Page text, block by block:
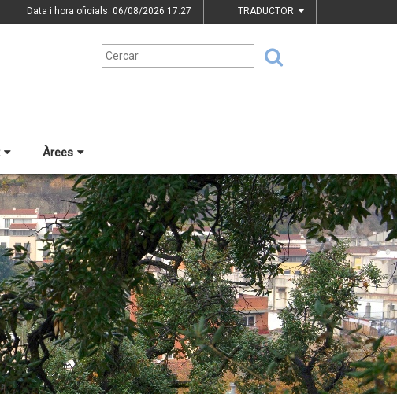
Data i hora oficials: 06/08/2026 17:27 TRADUCTOR
Àrees